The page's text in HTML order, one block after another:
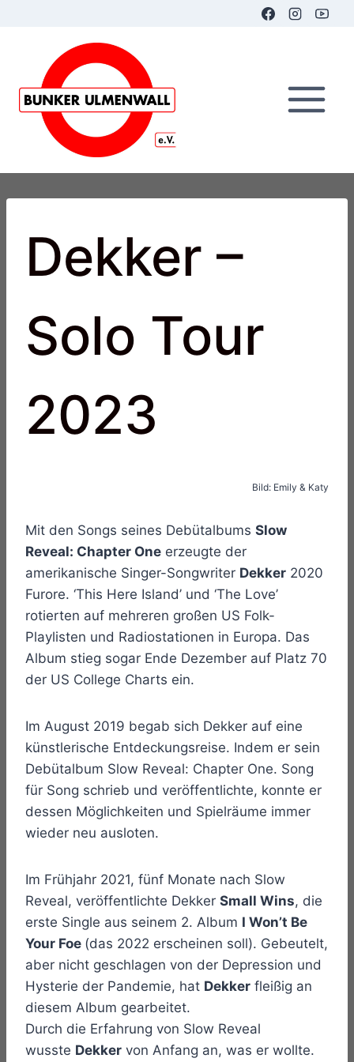
Dekker –
Solo Tour
2023
Bild: Emily & Katy
Mit den Songs seines Debütalbums Slow
Reveal: Chapter One erzeugte der
amerikanische Singer-Songwriter Dekker 2020
Furore. ‘This Here Island’ und ‘The Love’
rotierten auf mehreren großen US Folk-
Playlisten und Radiostationen in Europa. Das
Album stieg sogar Ende Dezember auf Platz 70
der US College Charts ein.
Im August 2019 begab sich Dekker auf eine
künstlerische Entdeckungsreise. Indem er sein
Debütalbum Slow Reveal: Chapter One. Song
für Song schrieb und veröffentlichte, konnte er
dessen Möglichkeiten und Spielräume immer
wieder neu ausloten.
Im Frühjahr 2021, fünf Monate nach Slow
Reveal, veröffentlichte Dekker Small Wins, die
erste Single aus seinem 2. Album I Won’t Be
Your Foe (das 2022 erscheinen soll). Gebeutelt,
aber nicht geschlagen von der Depression und
Hysterie der Pandemie, hat Dekker fleißig an
diesem Album gearbeitet.
Durch die Erfahrung von Slow Reveal
wusste Dekker von Anfang an, was er wollte.